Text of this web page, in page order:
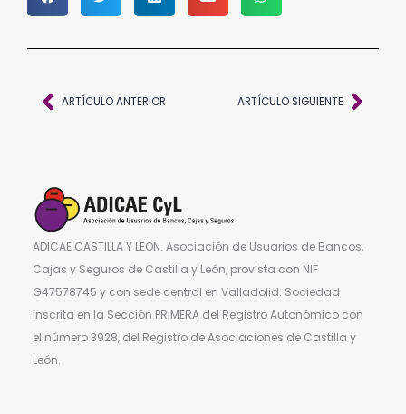
AntARTÍCULO ANTERIOR ARTÍCULO SIGUIENTE
ADICAE CASTILLA Y LEÓN. Asociación de Usuarios de Bancos,
Cajas y Seguros de Castilla y León, provista con NIF
G47578745 y con sede central en Valladolid. Sociedad
inscrita en la Sección PRIMERA del Registro Autonómico con
el número 3928, del Registro de Asociaciones de Castilla y
León.